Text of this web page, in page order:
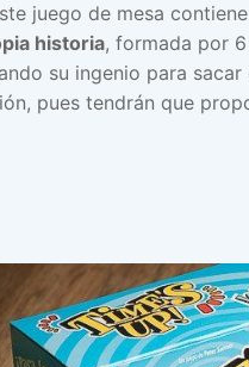
juego de mesa
historia, formada por
su ingenio para
pues tendrán que